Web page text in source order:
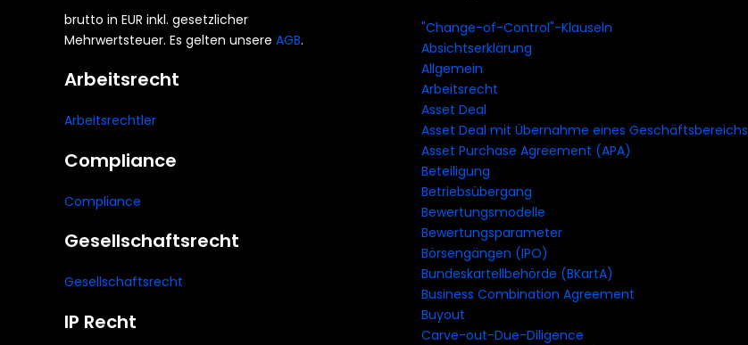
brutto in EUR inkl. gesetzlicher
Mehrwertsteuer. Es gelten unsere AGB.
Arbeitsrecht
Arbeitsrechtler
Compliance
Compliance
Gesellschaftsrecht
Gesellschaftsrecht
IP Recht
"Change-of-Control"-Klauseln
Absichtserklärung
Allgemein
Arbeitsrecht
Asset Deal
Asset Deal mit Übernahme eines Geschäftsbereichs
Asset Purchase Agreement (APA)
Beteiligung
Betriebsübergang
Bewertungsmodelle
Bewertungsparameter
Börsengängen (IPO)
Bundeskartellbehörde (BKartA)
Business Combination Agreement
Buyout
Carve-out-Due-Diligence